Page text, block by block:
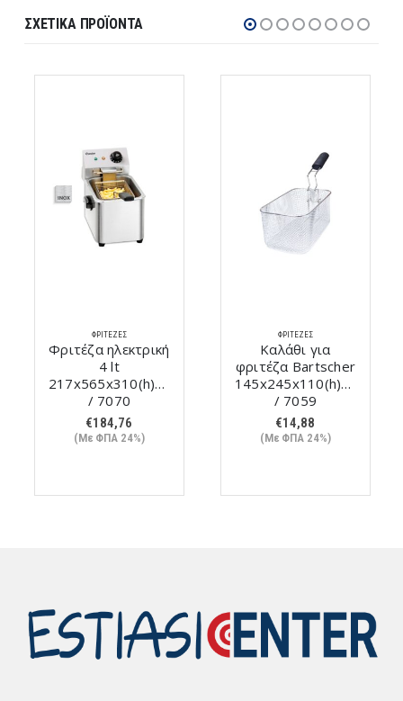
ΣΧΕΤΙΚΆ ΠΡΟΪΌΝΤΑ
ΦΡΙΤΈΖΕΣ
Φριτέζα ηλεκτρική
4 lt
217x565x310(h)mm
/ 7070
€184,76
(Με ΦΠΑ 24%)
ΦΡΙΤΈΖΕΣ
Καλάθι για
φριτέζα Bartscher
145x245x110(h)mm
/ 7059
€14,88
(Με ΦΠΑ 24%)